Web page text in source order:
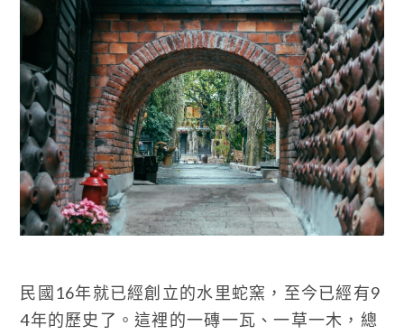
民國16年就已經創立的水里蛇窯，至今已經有9
4年的歷史了。這裡的一磚一瓦、一草一木，總